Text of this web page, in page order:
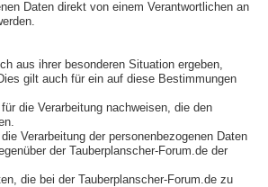
Daten direkt von einem Verantwortlichen an
aus ihrer besonderen Situation ergeben,
gilt auch für ein auf diese Bestimmungen
die Verarbeitung nachweisen, die den
Verarbeitung der personenbezogenen Daten
der Tauberplanscher-Forum.de der
die bei der Tauberplanscher-Forum.de zu